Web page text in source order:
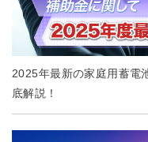
2025年最新の家庭用蓄電
底解説！